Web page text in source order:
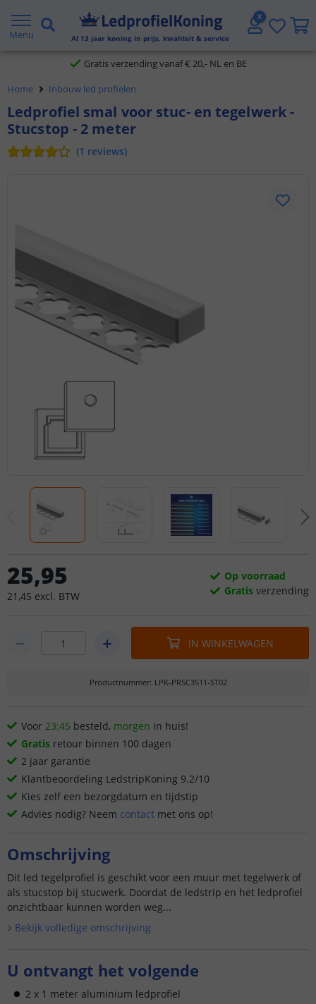
Menu Al 13 jaar koning in prijs, kwaliteit & service
2 jaar garantie
Gratis verzending vanaf € 20,- NL en BE
Klantbeoordeling 9.1
Voor 23:45 uur besteld,
Home Inbouw led profielen
Ledprofiel smal voor stuc- en tegelwerk -
Stucstop - 2 meter
(1 reviews)
25,95
21 ,45 excl. BTW
Op voorraad
Gratis verzending
IN WINKELWAGEN
Productnummer: LPK-PRSC3511-ST02
Voor 23:45 besteld, morgen in huis!
Gratis retour binnen 100 dagen
2 jaar garantie
Klantbeoordeling LedstripKoning 9.2/10
Kies zelf een bezorgdatum en tijdstip
Advies nodig? Neem contact met ons op!
Omschrijving
Dit led tegelprofiel is geschikt voor een muur met tegelwerk of
als stucstop bij stucwerk. Doordat de ledstrip en het ledprofiel
onzichtbaar kunnen worden weg...
Bekijk volledige omschrijving
U ontvangt het volgende
2 x 1 meter aluminium ledprofiel